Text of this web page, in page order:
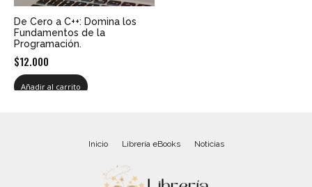
De Cero a C++: Domina los
Fundamentos de la
Programación.
$12.000
Añadir al carrito
Inicio Librería eBooks Noticias